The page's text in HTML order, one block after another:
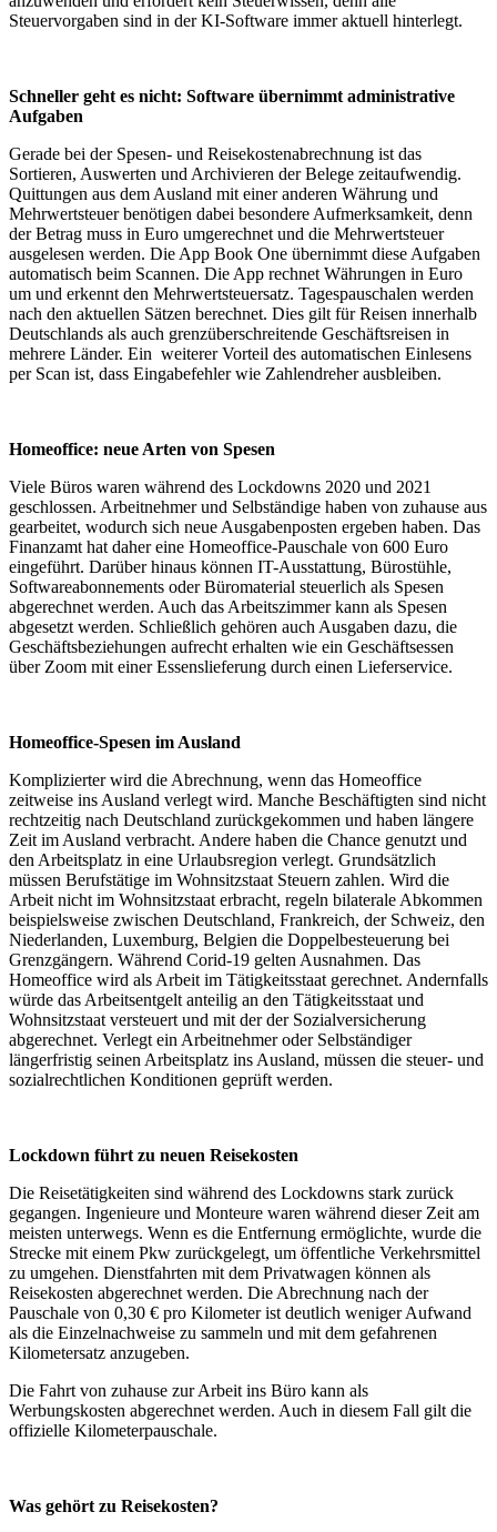
Steuervorgaben sind in der KI-Software immer aktuell hinterlegt.
Schneller geht es nicht: Software übernimmt administrative
Aufgaben
Gerade bei der Spesen- und Reisekostenabrechnung ist das
Sortieren, Auswerten und Archivieren der Belege zeitaufwendig.
Quittungen aus dem Ausland mit einer anderen Währung und
Mehrwertsteuer benötigen dabei besondere Aufmerksamkeit, denn
der Betrag muss in Euro umgerechnet und die Mehrwertsteuer
ausgelesen werden. Die App Book One übernimmt diese Aufgaben
automatisch beim Scannen. Die App rechnet Währungen in Euro
um und erkennt den Mehrwertsteuersatz. Tagespauschalen werden
nach den aktuellen Sätzen berechnet. Dies gilt für Reisen innerhalb
Deutschlands als auch grenzüberschreitende Geschäftsreisen in
mehrere Länder. Ein weiterer Vorteil des automatischen Einlesens
per Scan ist, dass Eingabefehler wie Zahlendreher ausbleiben.
Homeoffice: neue Arten von Spesen
Viele Büros waren während des Lockdowns 2020 und 2021
geschlossen. Arbeitnehmer und Selbständige haben von zuhause aus
gearbeitet, wodurch sich neue Ausgabenposten ergeben haben. Das
Finanzamt hat daher eine Homeoffice-Pauschale von 600 Euro
eingeführt. Darüber hinaus können IT-Ausstattung, Bürostühle,
Softwareabonnements oder Büromaterial steuerlich als Spesen
abgerechnet werden. Auch das Arbeitszimmer kann als Spesen
abgesetzt werden. Schließlich gehören auch Ausgaben dazu, die
Geschäftsbeziehungen aufrecht erhalten wie ein Geschäftsessen
über Zoom mit einer Essenslieferung durch einen Lieferservice.
Homeoffice-Spesen im Ausland
Komplizierter wird die Abrechnung, wenn das Homeoffice
zeitweise ins Ausland verlegt wird. Manche Beschäftigten sind nicht
rechtzeitig nach Deutschland zurückgekommen und haben längere
Zeit im Ausland verbracht. Andere haben die Chance genutzt und
den Arbeitsplatz in eine Urlaubsregion verlegt. Grundsätzlich
müssen Berufstätige im Wohnsitzstaat Steuern zahlen. Wird die
Arbeit nicht im Wohnsitzstaat erbracht, regeln bilaterale Abkommen
beispielsweise zwischen Deutschland, Frankreich, der Schweiz, den
Niederlanden, Luxemburg, Belgien die Doppelbesteuerung bei
Grenzgängern. Während Corid-19 gelten Ausnahmen. Das
Homeoffice wird als Arbeit im Tätigkeitsstaat gerechnet. Andernfalls
würde das Arbeitsentgelt anteilig an den Tätigkeitsstaat und
Wohnsitzstaat versteuert und mit der der Sozialversicherung
abgerechnet. Verlegt ein Arbeitnehmer oder Selbständiger
längerfristig seinen Arbeitsplatz ins Ausland, müssen die steuer- und
sozialrechtlichen Konditionen geprüft werden.
Lockdown führt zu neuen Reisekosten
Die Reisetätigkeiten sind während des Lockdowns stark zurück
gegangen. Ingenieure und Monteure waren während dieser Zeit am
meisten unterwegs. Wenn es die Entfernung ermöglichte, wurde die
Strecke mit einem Pkw zurückgelegt, um öffentliche Verkehrsmittel
zu umgehen. Dienstfahrten mit dem Privatwagen können als
Reisekosten abgerechnet werden. Die Abrechnung nach der
Pauschale von 0,30 € pro Kilometer ist deutlich weniger Aufwand
als die Einzelnachweise zu sammeln und mit dem gefahrenen
Kilometersatz anzugeben.
Die Fahrt von zuhause zur Arbeit ins Büro kann als
Werbungskosten abgerechnet werden. Auch in diesem Fall gilt die
offizielle Kilometerpauschale.
Was gehört zu Reisekosten?